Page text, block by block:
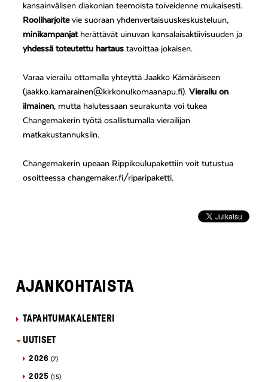
kansainvälisen diakonian teemoista toiveidenne mukaisesti.
Rooliharjoitevie suoraan yhdenvertaisuuskeskusteluun,
minikampanjatherättävät uinuvan kansalaisaktiivisuuden ja
yhdessä toteutettu hartaus tavoittaa jokaisen.
Varaa vierailu ottamalla yhteyttä Jaakko Kämäräiseen
(jaakko.kamarainen@kirkonulkomaanapu.fi).Vierailu on
ilmainen, mutta halutessaan seurakunta voi tukea
Changemakerin työtä osallistumalla vierailijan
matkakustannuksiin.
Changemakerin upeaan Rippikoulupakettiin voit tutustua
osoitteessa changemaker.fi/riparipaketti.
AJANKOHTAISTA
TAPAHTUMAKALENTERI
UUTISET
2026 (7)
2025 (15)